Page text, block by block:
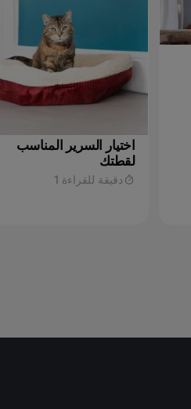
اختيار السرير المناسب
لقطتك
دقيقة للقراءة 1